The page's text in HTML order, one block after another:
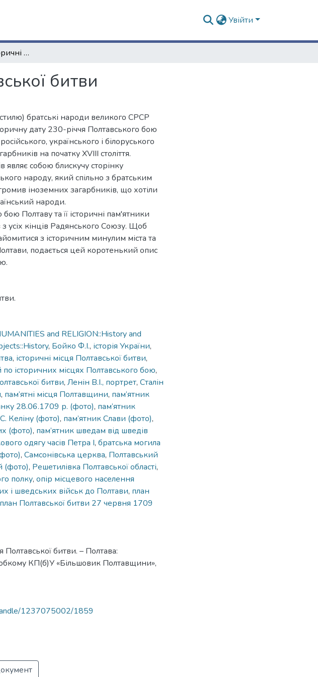
Увійти
Довідник про історичні місця Полтавської битви
битви
братські народи великого СРСР
дату 230-річчя Полтавського бою
українського і білоруського
на початку XVIII століття.
являє собою блискучу сторінку
народу, який спільно з братським
іноземних загарбників, що хотіли
народи.
Полтаву та її історичні пам'ятники
з усіх кінців Радянського Союзу. Щоб
з історичним минулим міста та
подається цей коротенький опис
and RELIGION::History and
, Бойко Ф.І., історія України,
, історичні місця Полтавської битви,
по історичних місцях Полтавського бою,
битви, Ленін В.І., портрет, Сталін
, пам’ятні місця Полтавщини, пам’ятник
28.06.1709 р. (фото), пам’ятник
Келіну (фото), пам’ятник Слави (фото),
(фото), пам’ятник шведам від шведів
одягу часів Петра І, братська могила
, Самсонівська церква, Полтавський
(фото), Решетилівка Полтавської області,
полку, опір місцевого населення
і шведських військ до Полтави, план
план Полтавської битви 27 червня 1709
Полтавської битви. – Полтава:
КП(б)У «Більшовик Полтавщини»,
1237075002/1859